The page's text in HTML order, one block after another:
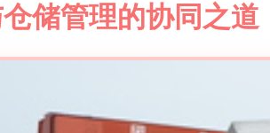
储管理的协同之道